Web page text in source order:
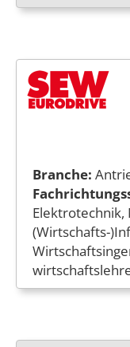
Branche:
Elektrotechnik,
(Wirtschafts-